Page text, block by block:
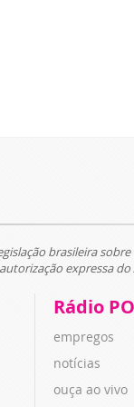
brasileira
expressa
Rádio
empregos
notícias
ouça ao vivo